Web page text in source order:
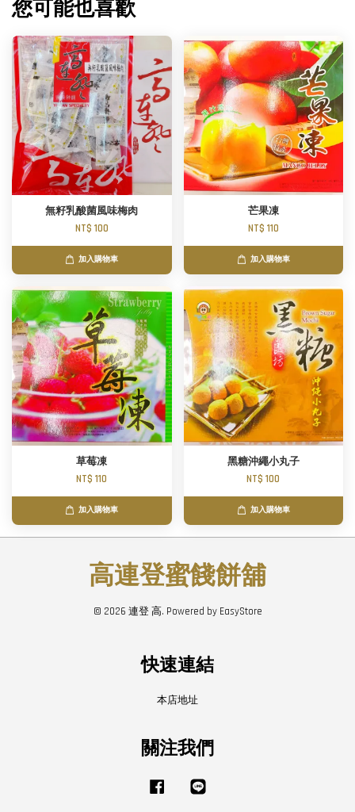
您可能也喜歡
無籽乳酸菌風味梅肉
NT$ 100
加入購物車
芒果凍
NT$ 110
加入購物車
草莓凍
NT$ 110
加入購物車
黑糖沖繩小丸子
NT$ 100
加入購物車
高連登蜜餞餅舖
© 2026 連登 高. Powered by EasyStore
快速連結
本店地址
關注我們
Facebook